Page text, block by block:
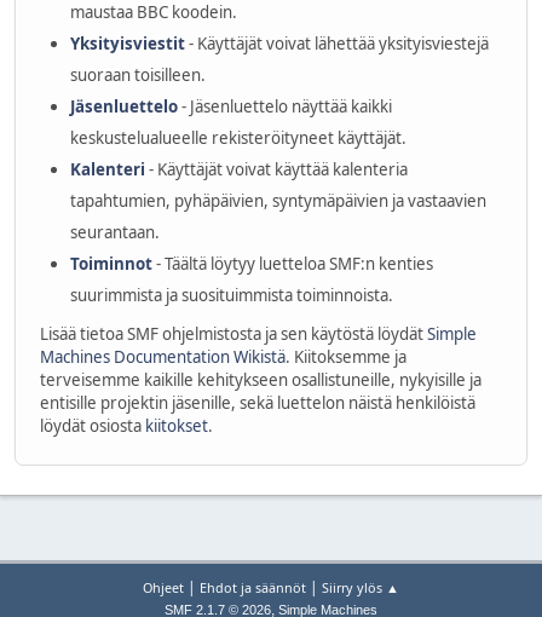
maustaa BBC koodein.
Yksityisviestit- Käyttäjät voivat lähettää yksityisviestejä
suoraan toisilleen.
Jäsenluettelo- Jäsenluettelo näyttää kaikki
keskustelualueelle rekisteröityneet käyttäjät.
Kalenteri - Käyttäjät voivat käyttää kalenteria
tapahtumien, pyhäpäivien, syntymäpäivien ja vastaavien
seurantaan.
Toiminnot- Täältä löytyy luetteloa SMF:n kenties
suurimmista ja suosituimmista toiminnoista.
Lisää tietoa SMF ohjelmistosta ja sen käytöstä löydätSimple
Machines Documentation Wikistä. Kiitoksemme ja
terveisemme kaikille kehitykseen osallistuneille, nykyisille ja
entisille projektin jäsenille, sekä luettelon näistä henkilöistä
löydät osiosta kiitokset.
Ohjeet | Ehdot ja säännöt | Siirry ylös ▲
SMF 2.1.7 © 2026, Simple Machines